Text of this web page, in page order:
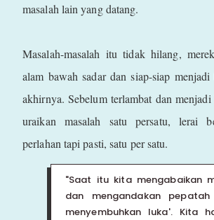
masalah lain yang datang.
Masalah-masalah itu tidak hilang,
alam bawah sadar dan siap-siap
akhirnya. Sebelum terlambat dan
uraikan masalah satu persatu, lerai
perlahan tapi pasti, satu per satu.
"Saat itu kita mengabaikan
dan mengandakan
menyembuhkan luka'. Kita